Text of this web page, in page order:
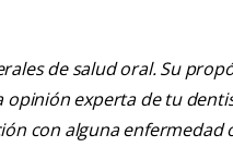
de salud oral. Su
opinión experta de tu
con alguna enfermedad